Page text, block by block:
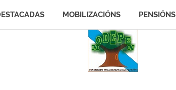
MOBILIZACIÓNS PENSIÓNS